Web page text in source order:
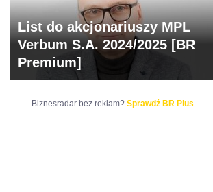
List do akcjonariuszy MPL
Verbum S.A. 2024/2025 [BR
Premium]
Biznesradar bez reklam? Sprawdź BR Plus